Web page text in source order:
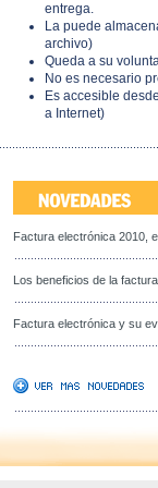
entrega.
La puede
archivo)
Queda a su
No es necesario
Es accesible
a Internet)
Factura electrónica 2010,
Los beneficios de la
Factura electrónica y su